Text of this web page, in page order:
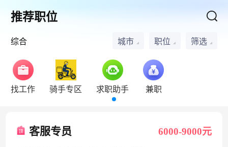
推荐职位
综合 城市 职位 筛选
找工作 骑手专区 求职助手 兼职
客服专员 6000-9000元